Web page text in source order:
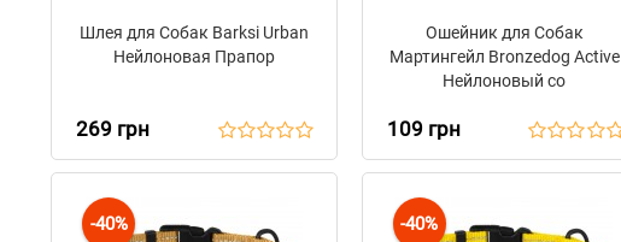
Шлея для Собак Barksi Urban
Нейлоновая Прапор
269 грн
Ошейник для Собак
Мартингейл Bronzedog Active
Нейлоновый со
109 грн
-40% -40%